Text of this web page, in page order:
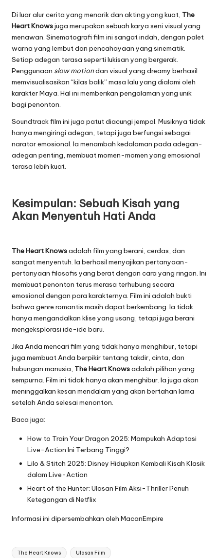
Di luar alur cerita yang menarik dan akting yang kuat, The
Heart Knowsjuga merupakan sebuah karya seni visual yang
menawan. Sinematografi film ini sangat indah, dengan palet
warna yang lembut dan pencahayaan yang sinematik.
Setiap adegan terasa seperti lukisan yang bergerak.
Penggunaan slow motiondan visual yang dreamy berhasil
memvisualisasikan “kilas balik” masa lalu yang dialami oleh
karakter Maya. Hal ini memberikan pengalaman yang unik
bagi penonton.
Soundtrack film ini juga patut diacungi jempol. Musiknya tidak
hanya mengiringi adegan, tetapi juga berfungsi sebagai
narator emosional. Ia menambah kedalaman pada adegan-
adegan penting, membuat momen-momen yang emosional
terasa lebih kuat.
Kesimpulan: Sebuah Kisah yang
Akan Menyentuh Hati Anda
The Heart Knowsadalah film yang berani, cerdas, dan
sangat menyentuh. Ia berhasil menyajikan pertanyaan-
pertanyaan filosofis yang berat dengan cara yang ringan. Ini
membuat penonton terus merasa terhubung secara
emosional dengan para karakternya. Film ini adalah bukti
bahwa genre romantis masih dapat berkembang. Ia tidak
hanya mengandalkan klise yang usang, tetapi juga berani
mengeksplorasi ide-ide baru.
Jika Anda mencari film yang tidak hanya menghibur, tetapi
juga membuat Anda berpikir tentang takdir, cinta, dan
hubungan manusia, The Heart Knowsadalah pilihan yang
sempurna. Film ini tidak hanya akan menghibur. Ia juga akan
meninggalkan kesan mendalam yang akan bertahan lama
setelah Anda selesai menonton.
Baca juga:
How to Train Your Dragon 2025: Mampukah Adaptasi
Live-Action Ini Terbang Tinggi?
Lilo & Stitch 2025: Disney Hidupkan Kembali Kisah Klasik
dalam Live-Action
Heart of the Hunter: Ulasan Film Aksi-Thriller Penuh
Ketegangan di Netflix
Informasi ini dipersembahkan oleh MacanEmpire
Tags:
The Heart Knows Ulasan Film